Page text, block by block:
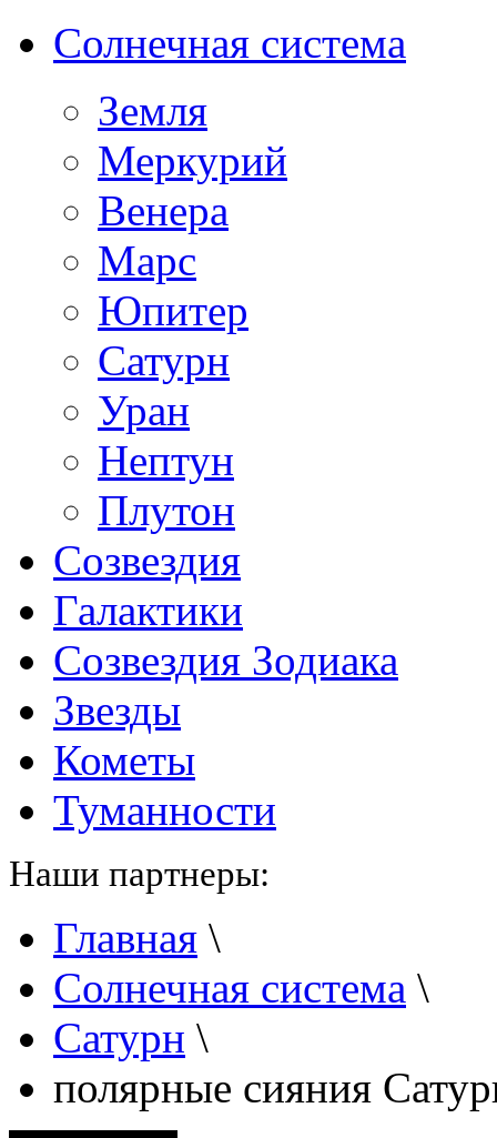
Солнечная система
Земля
Меркурий
Венера
Марс
Юпитер
Сатурн
Уран
Нептун
Плутон
Созвездия
Галактики
Созвездия Зодиака
Звезды
Кометы
Туманности
Наши партнеры:
Главная \
Солнечная система \
Сатурн \
полярные сияния